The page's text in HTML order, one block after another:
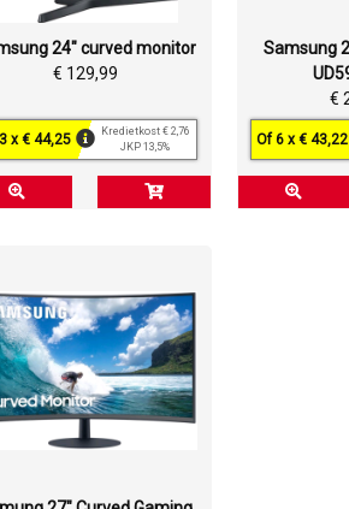
24" curved monitor
€ 129,99
x € 44,25
Kredietkost € 2,76
JKP 13,5%
Samsung
€
Of 6 x € 43,22